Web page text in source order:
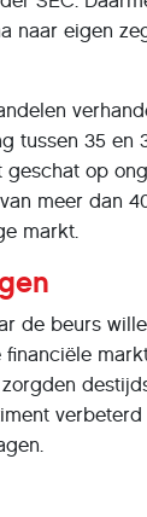
naar eigen
tussen 35 en
op
meer dan
markt.
de beurs